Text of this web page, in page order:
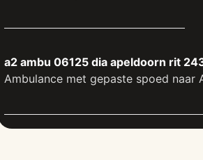
a2 ambu 06125 dia apeldoorn rit
Ambulance met gepaste spoed naar